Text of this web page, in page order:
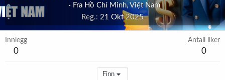
· Fra Hồ Chí Minh, Việt Nam
Reg. 21 Okt 2025
Innlegg
0
Antall liker
0
Finn